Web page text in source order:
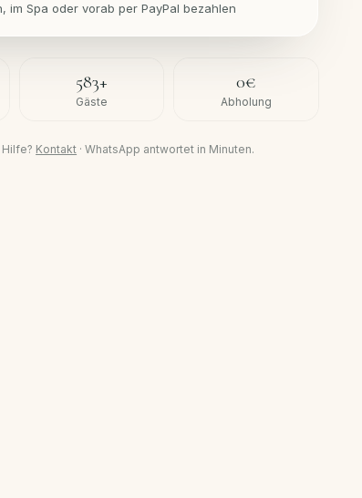
im Spa oder vorab per PayPal bezahlen
583+
Gäste
0€
Abholung
Kontakt ·WhatsApp antwortet in Minuten.